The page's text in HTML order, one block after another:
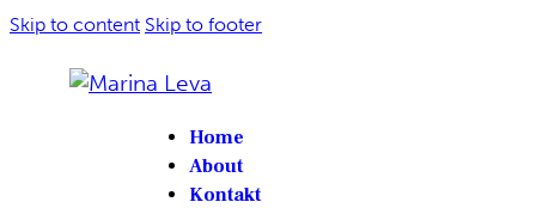
Skip to content Skip to footer
Home
About
Kontakt